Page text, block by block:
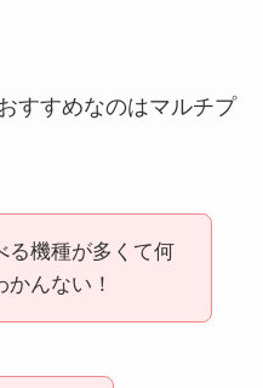
すすめなのはマルチプ
る機種が多くて何
んない！